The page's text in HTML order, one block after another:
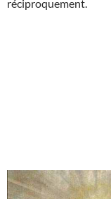
réciproquement.